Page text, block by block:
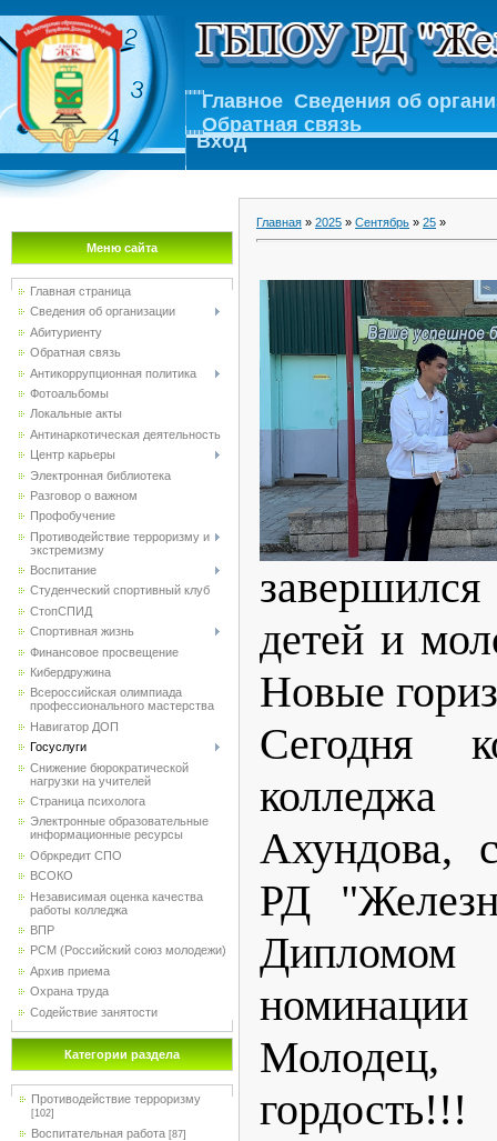
Главное Сведения об
Обратная связь
Вход
Меню сайта
Главная страница
Сведения об организации
Абитуриенту
Обратная связь
Антикоррупционная политика
Фотоальбомы
Локальные акты
Антинаркотическая деятельность
Центр карьеры
Электронная библиотека
Разговор о важном
Профобучение
Противодействие терроризму и
экстремизму
Воспитание
Студенческий спортивный клуб
CтопСПИД
Спортивная жизнь
Финансовое просвещение
Кибердружина
Всероссийская олимпиада
профессионального мастерства
Навигатор ДОП
Госуслуги
Снижение бюрократической
нагрузки на учителей
Страница психолога
Электронные образовательные
информационные ресурсы
Обркредит СПО
ВСОКО
Независимая оценка качества
работы колледжа
ВПР
РСМ (Российский союз молодежи)
Архив приема
Охрана труда
Содействие занятости
Категории раздела
Противодействие терроризму
[102]
Воспитательная работа [87]
Главная » 2025 » Сентябрь » 25 »
детей и
Новые
Сегодня
Ахундова,
РД
гордость!!!